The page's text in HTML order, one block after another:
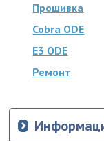
Прошивка
Cobra ODE
E3 ODE
Ремонт